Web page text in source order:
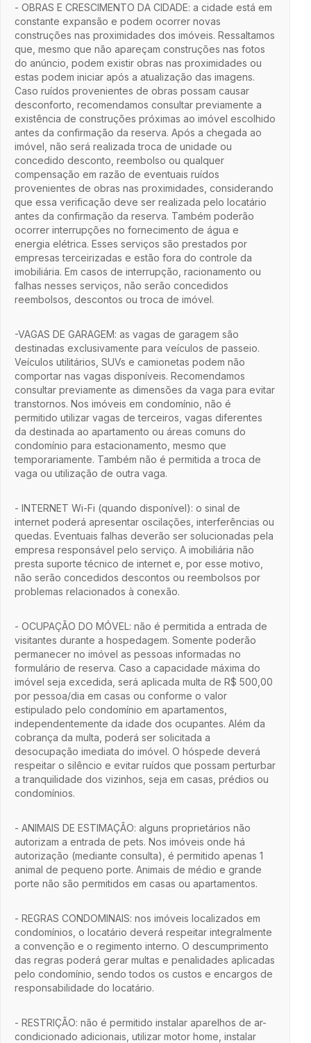
- OBRAS E CRESCIMENTO DA CIDADE: a cidade está em
constante expansão e podem ocorrer novas
construções nas proximidades dos imóveis. Ressaltamos
que, mesmo que não apareçam construções nas fotos
do anúncio, podem existir obras nas proximidades ou
estas podem iniciar após a atualização das imagens.
Caso ruídos provenientes de obras possam causar
desconforto, recomendamos consultar previamente a
existência de construções próximas ao imóvel escolhido
antes da confirmação da reserva. Após a chegada ao
imóvel, não será realizada troca de unidade ou
concedido desconto, reembolso ou qualquer
compensação em razão de eventuais ruídos
provenientes de obras nas proximidades, considerando
que essa verificação deve ser realizada pelo locatário
antes da confirmação da reserva. Também poderão
ocorrer interrupções no fornecimento de água e
energia elétrica. Esses serviços são prestados por
empresas terceirizadas e estão fora do controle da
imobiliária. Em casos de interrupção, racionamento ou
falhas nesses serviços, não serão concedidos
reembolsos, descontos ou troca de imóvel.
-VAGAS DE GARAGEM: as vagas de garagem são
destinadas exclusivamente para veículos de passeio.
Veículos utilitários, SUVs e camionetas podem não
comportar nas vagas disponíveis. Recomendamos
consultar previamente as dimensões da vaga para evitar
transtornos. Nos imóveis em condomínio, não é
permitido utilizar vagas de terceiros, vagas diferentes
da destinada ao apartamento ou áreas comuns do
condomínio para estacionamento, mesmo que
temporariamente. Também não é permitida a troca de
vaga ou utilização de outra vaga.
- INTERNET Wi-Fi (quando disponível): o sinal de
internet poderá apresentar oscilações, interferências ou
quedas. Eventuais falhas deverão ser solucionadas pela
empresa responsável pelo serviço. A imobiliária não
presta suporte técnico de internet e, por esse motivo,
não serão concedidos descontos ou reembolsos por
problemas relacionados à conexão.
- OCUPAÇÃO DO MÓVEL: não é permitida a entrada de
visitantes durante a hospedagem. Somente poderão
permanecer no imóvel as pessoas informadas no
formulário de reserva. Caso a capacidade máxima do
imóvel seja excedida, será aplicada multa de R$ 500,00
por pessoa/dia em casas ou conforme o valor
estipulado pelo condomínio em apartamentos,
independentemente da idade dos ocupantes. Além da
cobrança da multa, poderá ser solicitada a
desocupação imediata do imóvel. O hóspede deverá
respeitar o silêncio e evitar ruídos que possam perturbar
a tranquilidade dos vizinhos, seja em casas, prédios ou
condomínios.
- ANIMAIS DE ESTIMAÇÃO: alguns proprietários não
autorizam a entrada de pets. Nos imóveis onde há
autorização (mediante consulta), é permitido apenas 1
animal de pequeno porte. Animais de médio e grande
porte não são permitidos em casas ou apartamentos.
- REGRAS CONDOMINAIS: nos imóveis localizados em
condomínios, o locatário deverá respeitar integralmente
a convenção e o regimento interno. O descumprimento
das regras poderá gerar multas e penalidades aplicadas
pelo condomínio, sendo todos os custos e encargos de
responsabilidade do locatário.
- RESTRIÇÃO: não é permitido instalar aparelhos de ar-
condicionado adicionais, utilizar motor home, instalar